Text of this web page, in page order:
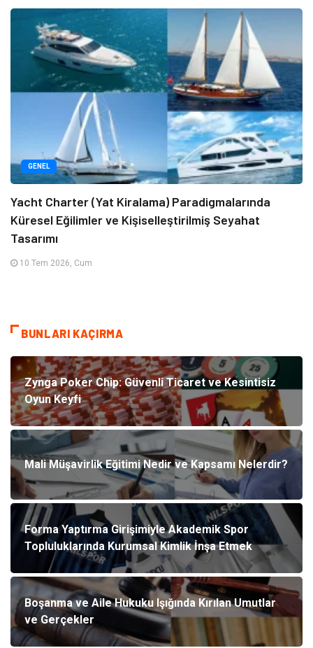
GENEL
Yacht Charter (Yat Kiralama) Paradigmalarında
Küresel Eğilimler ve Kişiselleştirilmiş Seyahat
Tasarımı
10 Tem 2026, Cum
BUNLARI KAÇIRMA
Zynga Poker Chip: Güvenli Ticaret ve Kesintisiz
Oyun Keyfi
Mali Müşavirlik Eğitimi Nedir ve Kapsamı Nelerdir?
Forma Yaptırma Girişimiyle Akademik Spor
Topluluklarında Kurumsal Kimlik İnşa Etmek
Boşanma ve Aile Hukuku Işığında Kırılan Umutlar
ve Gerçekler